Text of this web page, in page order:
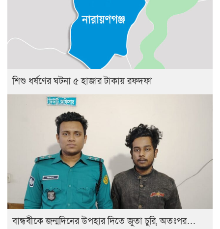
শিশু ধর্ষণের ঘটনা ৫ হাজার টাকায় রফদফা
বান্ধবীকে জন্মদিনের উপহার দিতে জুতা চুরি, অতঃপর…